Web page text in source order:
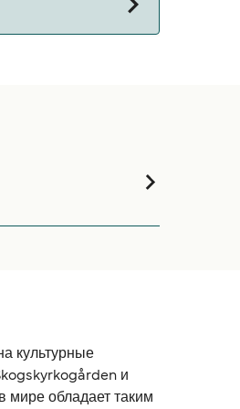
культурные
и
мире обладает таким